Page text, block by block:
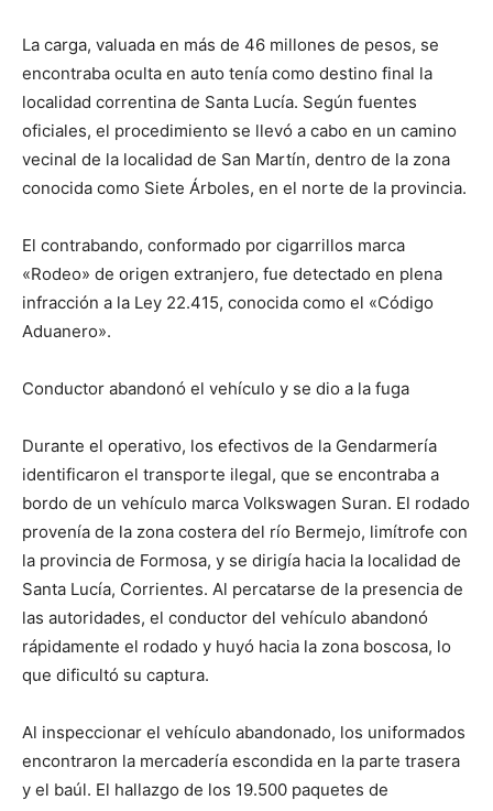
La carga, valuada en más de 46 millones de pesos, se
encontraba oculta en auto tenía como destino final la
localidad correntina de Santa Lucía. Según fuentes
oficiales, el procedimiento se llevó a cabo en un camino
vecinal de la localidad de San Martín, dentro de la zona
conocida como Siete Árboles, en el norte de la provincia.
El contrabando, conformado por cigarrillos marca
«Rodeo» de origen extranjero, fue detectado en plena
infracción a la Ley 22.415, conocida como el «Código
Aduanero».
Conductor abandonó el vehículo y se dio a la fuga
Durante el operativo, los efectivos de la Gendarmería
identificaron el transporte ilegal, que se encontraba a
bordo de un vehículo marca Volkswagen Suran. El rodado
provenía de la zona costera del río Bermejo, limítrofe con
la provincia de Formosa, y se dirigía hacia la localidad de
Santa Lucía, Corrientes. Al percatarse de la presencia de
las autoridades, el conductor del vehículo abandonó
rápidamente el rodado y huyó hacia la zona boscosa, lo
que dificultó su captura.
Al inspeccionar el vehículo abandonado, los uniformados
encontraron la mercadería escondida en la parte trasera
y el baúl. El hallazgo de los 19.500 paquetes de